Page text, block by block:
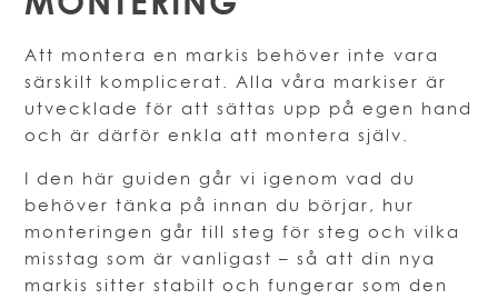
Att montera en markis behöver inte vara
särskilt komplicerat. Alla våra markiser är
utvecklade för att sättas upp på egen hand
och är därför enkla att montera själv.
I den här guiden går vi igenom vad du
behöver tänka på innan du börjar, hur
monteringen går till steg för steg och vilka
misstag som är vanligast – så att din nya
markis sitter stabilt och fungerar som den